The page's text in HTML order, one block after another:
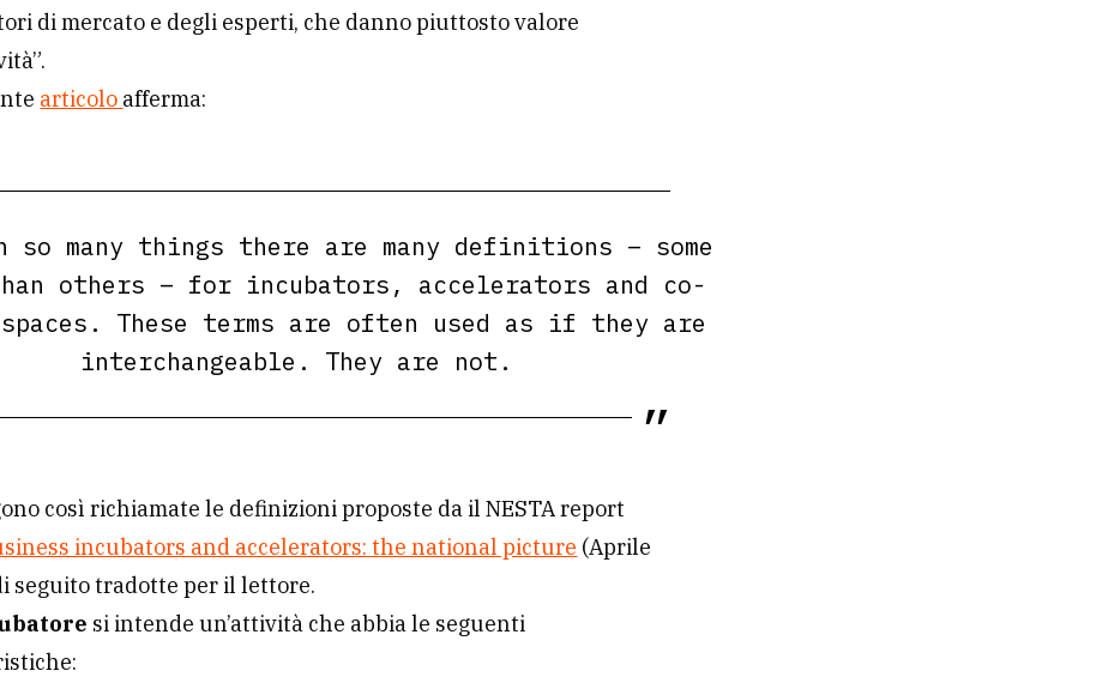
di mercato e degli esperti, che danno piuttosto valore
articolo afferma:
so many things there are many definitions – some
others – for incubators, accelerators and co-
These terms are often used as if they are
interchangeable. They are not.
così richiamate le definizioni proposte da il NESTA report
incubators and accelerators: the national picture (Aprile
seguito tradotte per il lettore.
si intende un’attività che abbia le seguenti